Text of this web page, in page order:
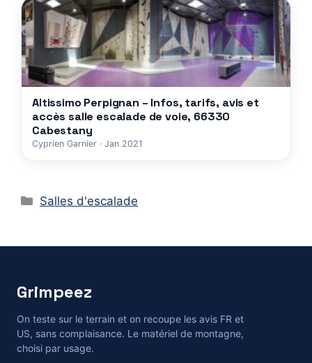
Altissimo Perpignan – Infos, tarifs, avis et
accès salle escalade de voie, 66330
Cabestany
Cyprien Garnier · Jan 2021
Catégories
Salles d'escalade
Grimpeez
On teste sur le terrain et on recoupe les avis FR et
US, sans complaisance. Le matériel de montagne,
choisi par usage.